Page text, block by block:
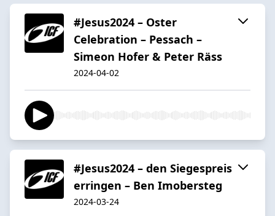
#Jesus2024 – Oster
Celebration – Pessach –
Simeon Hofer & Peter Räss
2024-04-02
#Jesus2024 – den Siegespreis
erringen – Ben Imobersteg
2024-03-24